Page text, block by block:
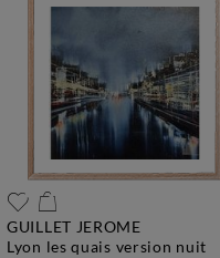
GUILLET JEROME
lyon les quais version nuit